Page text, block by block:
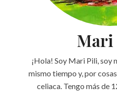
¡Hola! Soy Mari Pili, soy
mismo tiempo y, por
celiaca. Tengo más de